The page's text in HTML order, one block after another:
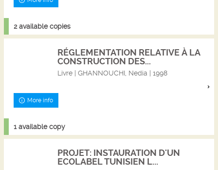
2 available copies
RÉGLEMENTATION RELATIVE À LA
CONSTRUCTION DES...
Livre | GHANNOUCHI, Nedia | 1998
More info
1 available copy
PROJET: INSTAURATION D'UN
ECOLABEL TUNISIEN L...